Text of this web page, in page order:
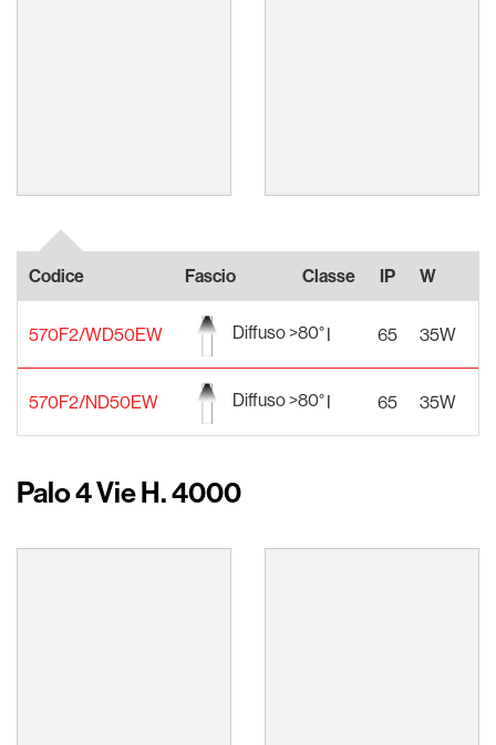
Codice Fascio Classe IP W
570F2/WD50EW Diffuso >80°I 65 35W
570F2/ND50EW Diffuso >80°I 65 35W
Palo 4 Vie H. 4000